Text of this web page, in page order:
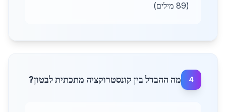
(89 מילים)
4 מה ההבדל בין קונסטרוקציה מתכתית לבטון?